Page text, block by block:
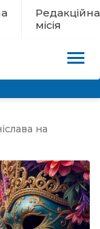
Редакційна
місія
на